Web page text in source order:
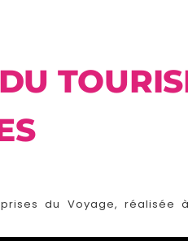
du Voyage, réalisée à